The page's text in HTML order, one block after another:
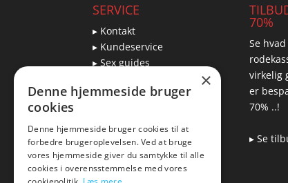
SERVICE
▸ Kontakt
▸ Kundeservice
▸ Sex guides
▸ Returnering
Blog
Pris, kvalitet & sexlegetøj
70%
Se
virkelig
er
70% ..!
▸ Se
×
Denne hjemmeside bruger
cookies
Denne hjemmeside bruger cookies til at
forbedre brugeroplevelsen. Ved at bruge
vores hjemmeside giver du samtykke til alle
cookies i overensstemmelse med vores